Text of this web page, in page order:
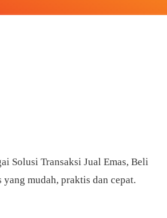
Solusi Transaksi Jual Emas, Beli
yang mudah, praktis dan cepat.